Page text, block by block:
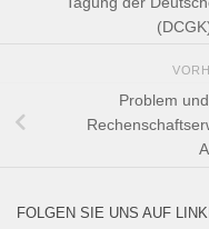
Problem
FOLGEN SIE UNS AUF